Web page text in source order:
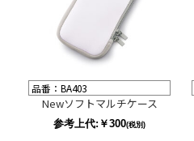
品番：BA403
Newソフトマルチケース
参考上代:￥300(税別)